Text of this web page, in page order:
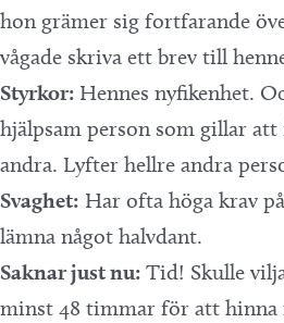
hon grämer sig fortfarande
vågade skriva ett brev till
Styrkor: Hennes nyfikenhet.
hjälpsam person som gillar
andra. Lyfter hellre andra
Svaghet: Har ofta höga krav
lämna något halvdant.
Saknar just nu: Tid! Skulle
minst 48 timmar för att hinna